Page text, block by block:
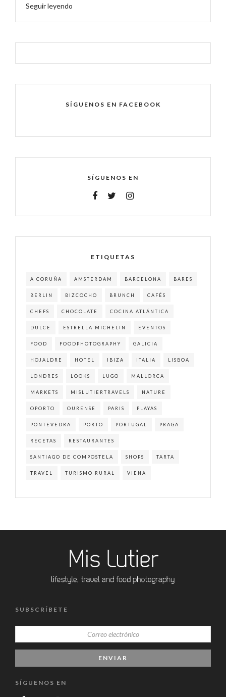
Seguir leyendo
SÍGUENOS EN FACEBOOK
SÍGUENOS EN
ETIQUETAS
A CORUÑA AMSTERDAM BARCELONA BARES
BERLIN BIZCOCHO BRUNCH CAFÉS
CHEFS CHOCOLATE COCINA ATLÁNTICA
DULCE ESTRELLA MICHELIN EVENTOS
FOOD FOODPHOTOGRAPHY GALICIA
HOJALDRE HOTEL IBIZA ITALIA LISBOA
LONDRES LOOKS LUGO MALLORCA
MARKETS MISLUTIERTRAVELS NATURE
OPORTO OURENSE PARIS PLAYAS
PONTEVEDRA PORTO PORTUGAL PRAGA
RECETAS RESTAURANTES
SANTIAGO DE COMPOSTELA SHOPS TARTA
TRAVEL TURISMO RURAL VIENA
SUBSCRÍBETE
SÍGUENOS EN